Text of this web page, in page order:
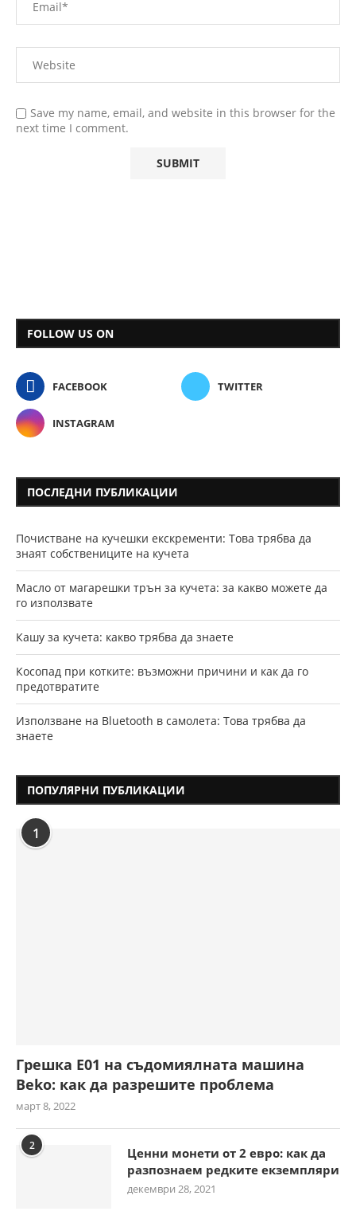
Save my name, email, and website in this browser for the
next time I comment.
FOLLOW US ON
FACEBOOK TWITTER
INSTAGRAM
ПОСЛЕДНИ ПУБЛИКАЦИИ
Почистване на кучешки екскременти: Това трябва да
знаят собствениците на кучета
Масло от магарешки трън за кучета: за какво можете да
го използвате
Кашу за кучета: какво трябва да знаете
Косопад при котките: възможни причини и как да го
предотвратите
Използване на Bluetooth в самолета: Това трябва да
знаете
ПОПУЛЯРНИ ПУБЛИКАЦИИ
1
Грешка E01 на съдомиялната машина
Beko: как да разрешите проблема
март 8, 2022
2
Ценни монети от 2 евро: как да
разпознаем редките екземпляри
декември 28, 2021